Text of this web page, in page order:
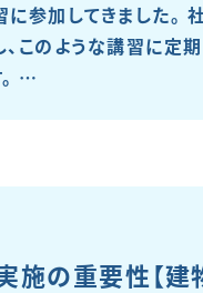
参加してきました
このような講習に定
…
の重要性【建